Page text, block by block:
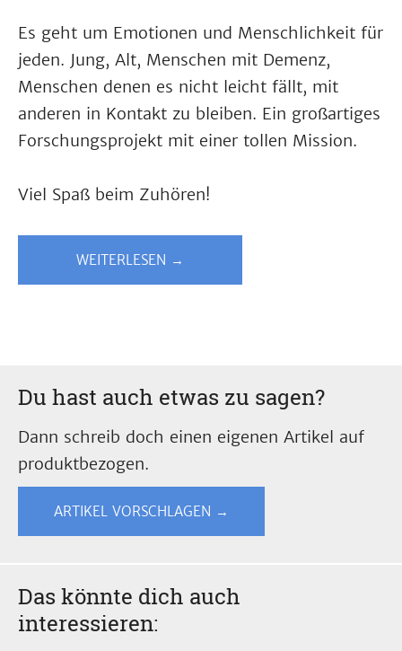
Es geht um Emotionen und Menschlichkeit für
jeden. Jung, Alt, Menschen mit Demenz,
Menschen denen es nicht leicht fällt, mit
anderen in Kontakt zu bleiben. Ein großartiges
Forschungsprojekt mit einer tollen Mission.
Viel Spaß beim Zuhören!
WEITERLESEN →
Du hast auch etwas zu sagen?
Dann schreib doch einen eigenen Artikel auf
produktbezogen.
ARTIKEL VORSCHLAGEN →
Das könnte dich auch
interessieren: